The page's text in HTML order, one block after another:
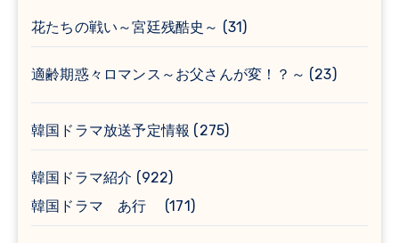
花たちの戦い～宮廷残酷史～ (31)
適齢期惑々ロマンス～お父さんが変！？～ (23)
韓国ドラマ放送予定情報 (275)
韓国ドラマ紹介 (922)
韓国ドラマ あ行
(171)